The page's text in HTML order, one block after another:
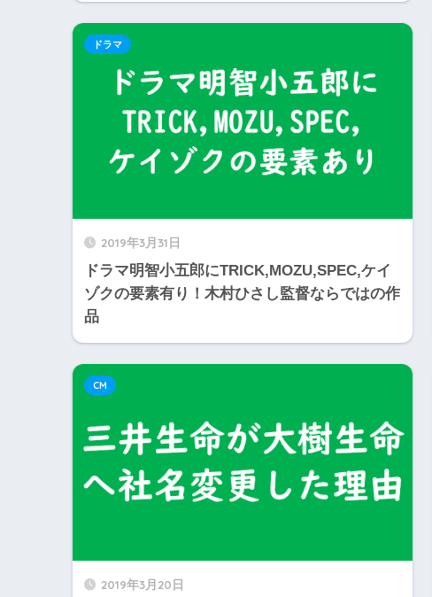
2019年3月31日
ドラマ明智小五郎にTRICK,MOZU,SPEC,ケイ
ゾクの要素有り！木村ひさし監督ならではの作
品
ドラマ
2019年3月20日
CM